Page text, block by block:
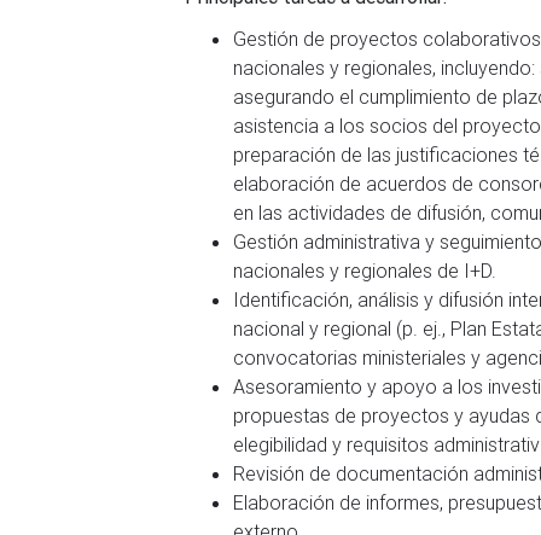
Gestión de proyectos
nacionales y regionales,
asegurando el cumplimiento de
asistencia a los socios del
preparación de las justificaciones
elaboración de acuerdos de
en las actividades de difusión,
Gestión administrativa y
nacionales y regionales de I+D.
Identificación, análisis y difusión
nacional y regional (p. ej., Plan
convocatorias ministeriales y
Asesoramiento y apoyo a los
propuestas de proyectos y ayudas
elegibilidad y requisitos
Revisión de documentación
Elaboración de informes,